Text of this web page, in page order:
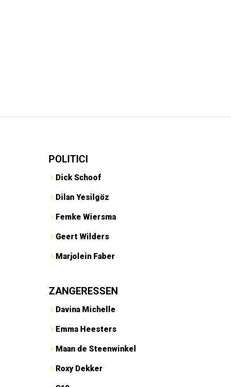
POLITICI
Dick Schoof
Dilan Yesilgöz
Femke Wiersma
Geert Wilders
Marjolein Faber
ZANGERESSEN
Davina Michelle
Emma Heesters
Maan de Steenwinkel
Roxy Dekker